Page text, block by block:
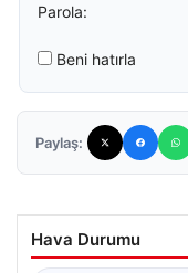
Parola:
Beni hatırla
Paylaş:
Hava Durumu